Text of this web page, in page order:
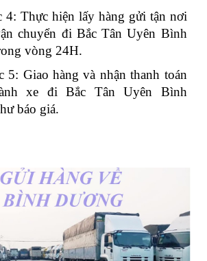
4: Thực hiện lấy hàng gửi tận nơi
chuyển đi Bắc Tân Uyên Bình
vòng 24H.
5: Giao hàng và nhận thanh toán
xe đi Bắc Tân Uyên Bình
báo giá.